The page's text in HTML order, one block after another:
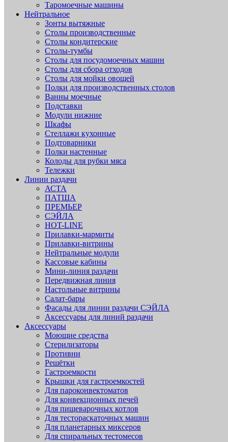
Таромоечные машины
Нейтральное
Зонты вытяжные
Столы производственные
Столы кондитерские
Столы-тумбы
Столы для посудомоечных машин
Столы для сбора отходов
Столы для мойки овощей
Полки для производственных столов
Ванны моечные
Подставки
Модули нижние
Шкафы
Стеллажи кухонные
Подтоварники
Полки настенные
Колоды для рубки мяса
Тележки
Линии раздачи
АСТА
ПАТША
ПРЕМЬЕР
СЭЙЛА
HOT-LINE
Прилавки-мармиты
Прилавки-витрины
Нейтральные модули
Кассовые кабины
Мини-линия раздачи
Передвижная линия
Настольные витрины
Салат-бары
Фасады для линии раздачи СЭЙЛА
Аксессуары для линий раздачи
Аксессуары
Моющие средства
Стерилизаторы
Противни
Решётки
Гастроемкости
Крышки для гастроемкостей
Для пароконвектоматов
Для конвекционных печей
Для пищеварочных котлов
Для тестораскаточных машин
Для планетарных миксеров
Для спиральных тестомесов